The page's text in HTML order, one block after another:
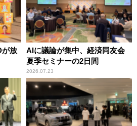
が放
AIに議論が集中、経済同友会
夏季セミナーの2日間
2026.07.23